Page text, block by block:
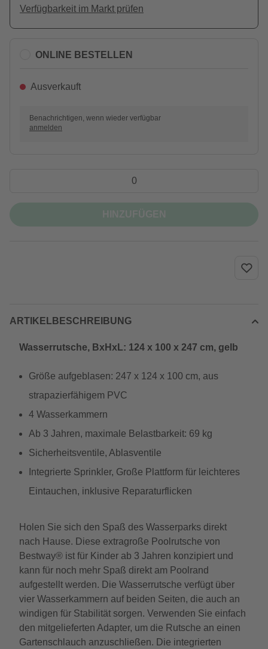
Verfügbarkeit im Markt prüfen
ONLINE BESTELLEN
Ausverkauft
Benachrichtigen, wenn wieder verfügbar
anmelden
ARTIKELBESCHREIBUNG
Wasserrutsche, BxHxL: 124 x 100 x 247 cm, gelb
Größe aufgeblasen: 247 x 124 x 100 cm, aus
strapazierfähigem PVC
4 Wasserkammern
Ab 3 Jahren, maximale Belastbarkeit: 69 kg
Sicherheitsventile, Ablasventile
Integrierte Sprinkler, Große Plattform für leichteres
Eintauchen, inklusive Reparaturflicken
Holen Sie sich den Spaß des Wasserparks direkt
nach Hause. Diese extragroße Poolrutsche von
Bestway® ist für Kinder ab 3 Jahren konzipiert und
kann für noch mehr Spaß direkt am Poolrand
aufgestellt werden. Die Wasserrutsche verfügt über
vier Wasserkammern auf beiden Seiten, die auch an
windigen für Stabilität sorgen. Verwenden Sie einfach
den mitgelieferten Adapter, um die Rutsche an einen
Gartenschlauch anzuschließen. Die integrierten